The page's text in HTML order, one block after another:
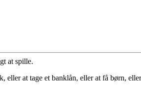
at spille.
at tage et banklån, eller at få børn,